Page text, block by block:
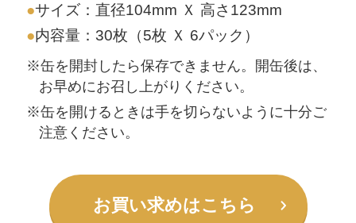
サイズ：直径104mm Ｘ 高さ123mm
内容量：30枚（5枚 Ｘ 6パック）
※缶を開封したら保存できません。開缶後は、
お早めにお召し上がりください。
※缶を開けるときは手を切らないように十分ご
注意ください。
お買い求めはこちら